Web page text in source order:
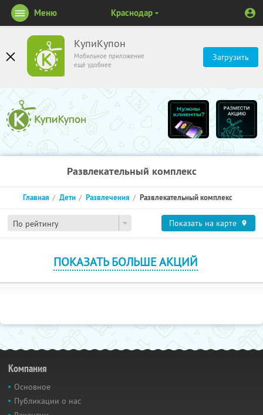
КупиКупон
Мобильное приложение
ещё удобнее
Загрузить
Меню Краснодар
Развлекательный комплекс
По рейтингу
Главная Дети Развлечения Развлекательный комплекс
Показать на карте
ПОКАЗАТЬ БОЛЬШЕ АКЦИЙ
Компания
Основное
Публикации о нас